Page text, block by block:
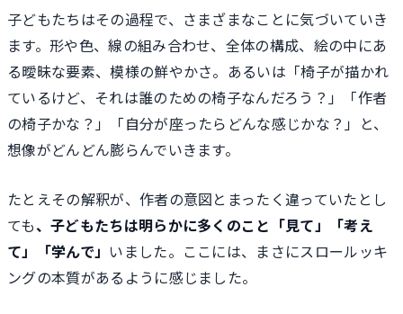
子どもたちはその過程で、さまざまなことに気づいていき
ます。形や色、線の組み合わせ、全体の構成、絵の中にあ
る曖昧な要素、模様の鮮やかさ。あるいは「椅子が描かれ
ているけど、それは誰のための椅子なんだろう？」「作者
の椅子かな？」「自分が座ったらどんな感じかな？」と、
想像がどんどん膨らんでいきます。
たとえその解釈が、作者の意図とまったく違っていたとし
ても、子どもたちは明らかに多くのこと「見て」「考え
て」「学んで」 いました。ここには、まさにスロールッキ
ングの本質があるように感じました。